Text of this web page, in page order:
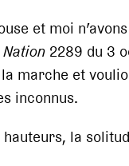
et moi
2289 du 3
marche et
inconnus.
la